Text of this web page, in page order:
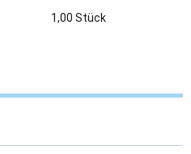
1,00 Stück